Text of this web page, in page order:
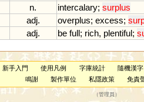
n. intercalary; surplus
adj. overplus; excess;
adj. be full; rich, plentiful;
新手入門 使用凡例 字庫統計 隨機漢字
鳴謝
製作單位 私隱政策 免責
（管理員 ）